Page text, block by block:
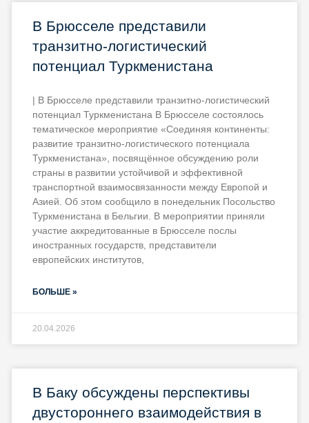
В Брюсселе представили
транзитно-логистический
потенциал Туркменистана
| В Брюсселе представили транзитно-логистический
потенциал Туркменистана В Брюсселе состоялось
тематическое мероприятие «Соединяя континенты:
развитие транзитно-логистического потенциала
Туркменистана», посвящённое обсуждению роли
страны в развитии устойчивой и эффективной
транспортной взаимосвязанности между Европой и
Азией. Об этом сообщило в понедельник Посольство
Туркменистана в Бельгии. В мероприятии приняли
участие аккредитованные в Брюсселе послы
иностранных государств, представители
европейских институтов,
БОЛЬШЕ »
20.04.2026
В Баку обсуждены перспективы
двустороннего взаимодействия в